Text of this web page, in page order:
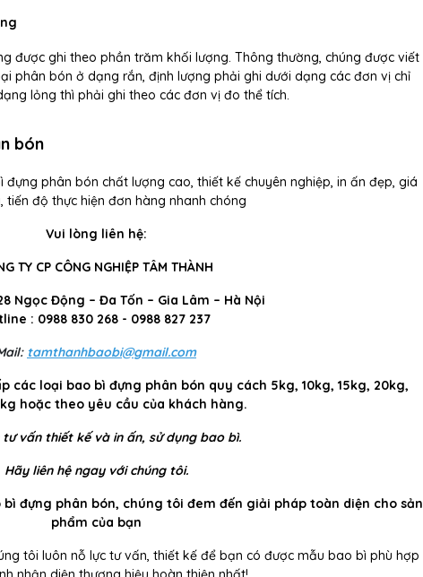
được ghi theo phần trăm khối lượng. Thông thường, chúng được viết
phân bón ở dạng rắn, định lượng phải ghi dưới dạng các đơn vị chỉ
lỏng thì phải ghi theo các đơn vị đo thể tích.
bón
phân bón chất lượng cao, thiết kế chuyên nghiệp, in ấn đẹp, giá
tiến độ thực hiện đơn hàng nhanh chóng
Vui lòng liên hệ:
TY CP CÔNG NGHIỆP TÂM THÀNH
Ngọc Động – Đa Tốn – Gia Lâm – Hà Nội
: 0988 830 268 - 0988 827 237
tamthanhbaobi@gmail.com
các loại bao bì đựng phân bón quy cách 5kg, 10kg, 15kg, 20kg,
hoặc theo yêu cầu của khách hàng.
tư vấn thiết kế và in ấn, sử dụng bao bì.
Hãy liên hệ ngay với chúng tôi.
đựng phân bón, chúng tôi đem đến giải pháp toàn diện cho sản
phẩm của bạn
tôi luôn nỗ lực tư vấn, thiết kế để bạn có được mẫu bao bì phù hợp